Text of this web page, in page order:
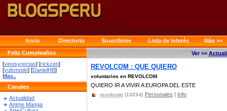
Inicio Directorio Suscribirse Lista de Interés
Más >>
Feliz Cumpleaños
[vinosyrectas] [rickzen]
[yulsmode] [DanielHB]
Mas..
Canales
Actualidad
Anime Manga
Ver >>
REVOLCOM : QUE QUIERO
voluntarios en REVOLCOM
QUIERO IR A VIVIR A EUROPA DEL ESTE
revolcom (1323d) Personales | Info